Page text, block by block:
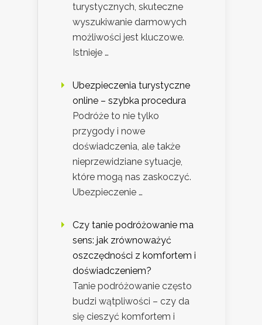
turystycznych, skuteczne
wyszukiwanie darmowych
możliwości jest kluczowe.
Istnieje …
Ubezpieczenia turystyczne
online – szybka procedura
Podróże to nie tylko
przygody i nowe
doświadczenia, ale także
nieprzewidziane sytuacje,
które mogą nas zaskoczyć.
Ubezpieczenie …
Czy tanie podróżowanie ma
sens: jak zrównoważyć
oszczędności z komfortem i
doświadczeniem?
Tanie podróżowanie często
budzi wątpliwości – czy da
się cieszyć komfortem i